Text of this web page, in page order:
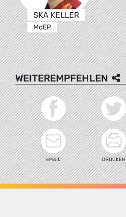
SKA KELLER
MdEP
WEITEREMPFEHLEN
EMAIL DRUCKEN